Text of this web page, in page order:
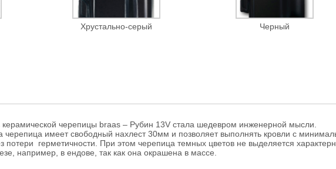
Хрустально-серый Черный
черепицы braas – Рубин 13V стала шедевром инженерной мысли.
черепица имеет свободный нахлест 30мм и позволяет выполнять кровли с
потери герметичности. При этом черепица темных цветов не выделяется
например, в ендове, так как она окрашена в массе.